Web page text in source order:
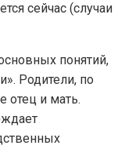
сейчас (случаи
понятий,
Родители, по
отец и мать.